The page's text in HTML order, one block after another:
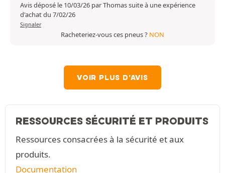
Avis déposé le 10/03/26 par Thomas suite à une expérience
d'achat du 7/02/26
Signaler
Racheteriez-vous ces pneus ? NON
VOIR PLUS D'AVIS
RESSOURCES SÉCURITÉ ET PRODUITS
Ressources consacrées à la sécurité et aux
produits.
Documentation